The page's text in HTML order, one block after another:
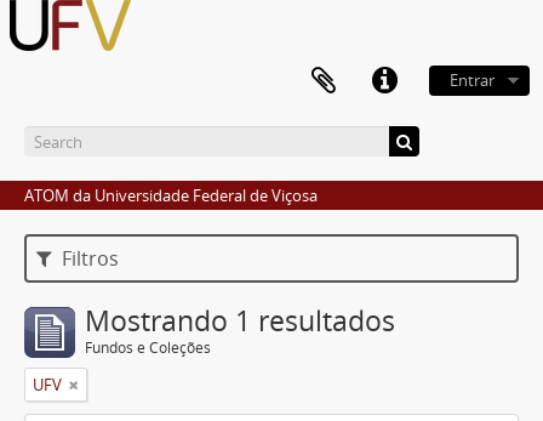
Entrar
ATOM da Universidade Federal de Viçosa
Filtros
Mostrando 1 resultados
Fundos e Coleções
UFV